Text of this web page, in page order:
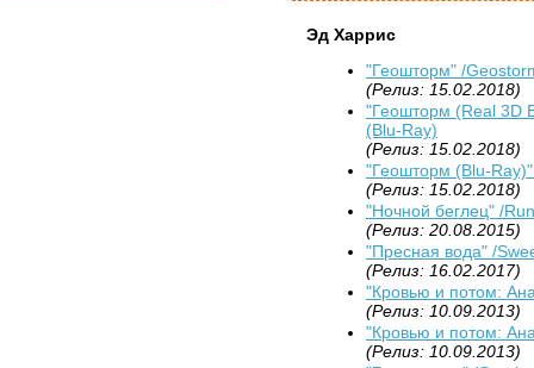
Эд Харрис
"Геошторм" /
(Релиз: 15.02.2018)
"Геошторм (Real 3D
(Blu-Ray)
(Релиз: 15.02.2018)
"Геошторм (Blu-
(Релиз: 15.02.2018)
"Ночной беглец" /
(Релиз: 20.08.2015)
"Пресная вода" /
(Релиз: 16.02.2017)
"Кровью и потом:
(Релиз: 10.09.2013)
"Кровью и потом:
(Релиз: 10.09.2013)